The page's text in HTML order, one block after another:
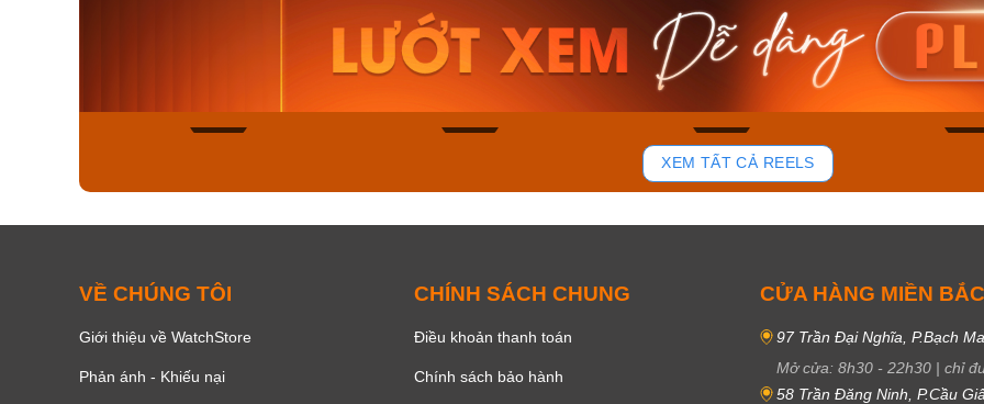
Casio Nam MTS-
115D-1AVDF
2.823.000₫
2.399.550₫
Mua ngay
49
Casio Nam MTS-
RS100L-1AVDF
4.276.000₫
3.634.600₫
Casio
230EL-
Mua
XEM TẤT CẢ REELS
VỀ CHÚNG TÔI
Giới thiệu về WatchStore
Phản ánh - Khiếu nại
CHÍNH SÁCH CHUNG
Điều khoản thanh toán
Chính sách bảo hành
CỬA HÀNG MIỀN BẮC
97 Trần Đại Nghĩa, P.Bạch
Mở cửa: 8h30 - 22h30 | chỉ
58 Trần Đăng Ninh, P.Cầu